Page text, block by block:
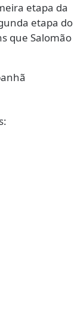
etapa da
etapa do
que Salomão